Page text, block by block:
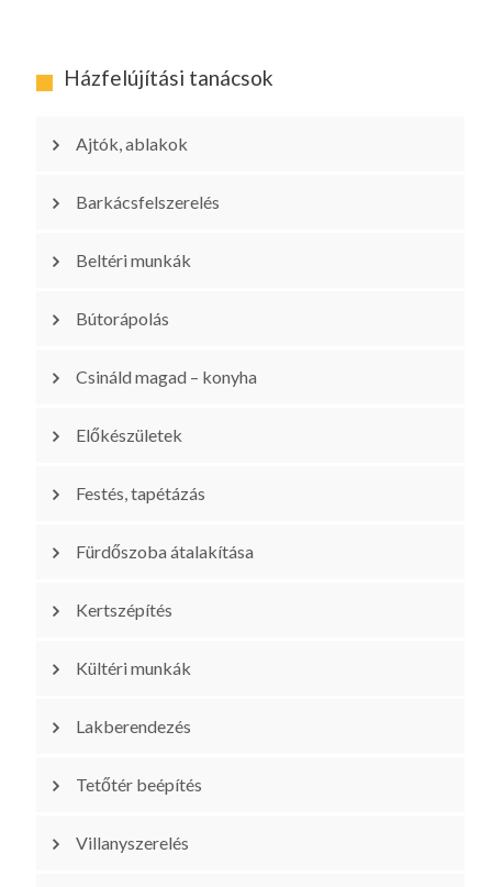
Házfelújítási tanácsok
Ajtók, ablakok
Barkácsfelszerelés
Beltéri munkák
Bútorápolás
Csináld magad – konyha
Előkészületek
Festés, tapétázás
Fürdőszoba átalakítása
Kertszépítés
Kültéri munkák
Lakberendezés
Tetőtér beépítés
Villanyszerelés